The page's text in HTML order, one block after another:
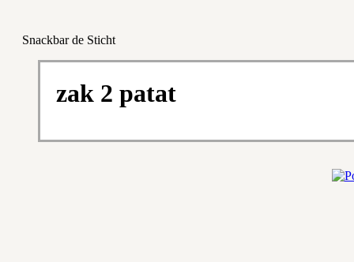
Snackbar de Sticht
zak 2 patat